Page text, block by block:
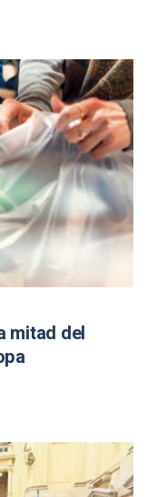
mitad del